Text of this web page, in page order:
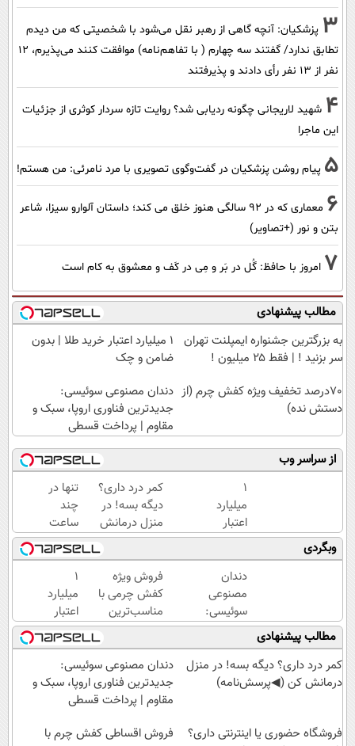
3 پزشکیان‌: آنچه گاهی از رهبر نقل می‌شود با شخصیتی که من دیدم
تطابق ندارد/ گفتند سه چهارم ( با تفاهم‌نامه) موافقت کنند می‌پذیرم، 12
نفر از 13 نفر رأی دادند و پذیرفتند
4 شهید لاریجانی چگونه ردیابی شد؟ روایت تازه سردار کوثری از جزئیات
این ماجرا
5 پیام روشن پزشکیان در گفت‌و‌گوی تصویری با مرد نامرئی: من هستم!
6
معماری که در 92 سالگی هنوز خلق می کند؛ داستان آلوارو سیزا، شاعر
بتن و نور (+تصاویر)
7 امروز با حافظ: گُل در بَر و مِی در کَف و معشوق به کام است
مطالب پیشنهادی
به بزرگترین جشنواره ایمپلنت تهران
سر بزنید ! | فقط ۲۵ میلیون !
۱ میلیارد اعتبار خرید طلا | بدون
ضامن و چک
70درصد تخفیف ویژه کفش چرم (از
دستش نده)
دندان مصنوعی سوئیسی:
جدیدترین فناوری اروپا، سبک و
مقاوم | پرداخت قسطی
از سراسر وب
۱
میلیارد
اعتبار
خرید
طلا |
بدون
ضامن
و چک
کمر درد داری؟
دیگه بسه! در
منزل درمانش
کن
(◀پرسش‌نامه)
تنها در
چند
ساعت
و با
یکبار
مراجعه
به
خودرو45
وبگردی
دندان
مصنوعی
سوئیسی:
جدیدترین
فناوری
اروپا،
سبک و
قسطی
فروش ویژه
کفش چرمی با
مناسب‌ترین
قیمت+پرداخت
اقساطی
۱
میلیارد
اعتبار
خرید
طلا |
بدون
ضامن
و چک
مطالب پیشنهادی
کمر درد داری؟ دیگه بسه! در منزل
درمانش کن (◀پرسش‌نامه)
دندان مصنوعی سوئیسی:
جدیدترین فناوری اروپا، سبک و
مقاوم | پرداخت قسطی
فروشگاه حضوری یا اینترنتی داری؟
فروش اقساطی کفش چرم با